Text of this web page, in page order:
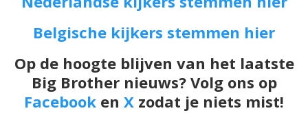
Belgische kijkers stemmen hier
Op de hoogte blijven van het laatste
Big Brother nieuws? Volg ons op
Facebook en X zodat je niets mist!